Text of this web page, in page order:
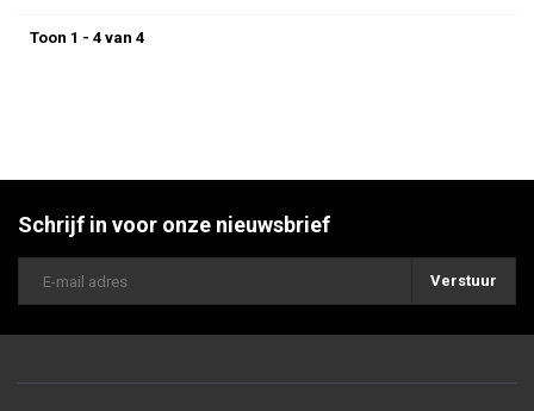
Toon 1 - 4 van 4
Schrijf in voor onze nieuwsbrief
Verstuur